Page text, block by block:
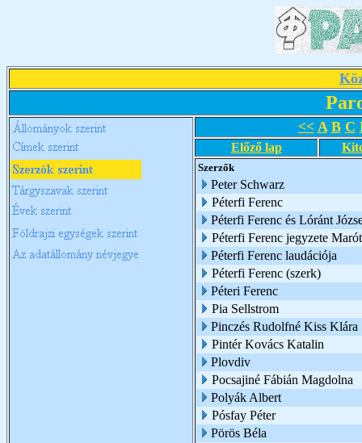
<< A B C
Előző lap
Szerzők
Peter Schwarz
Péterfi Ferenc
Péterfi Ferenc és Lóránt
Péterfi Ferenc jegyzete
Péterfi Ferenc laudációja
Péterfi Ferenc (szerk)
Péteri Ferenc
Pia Sellstrom
Pinczés Rudolfné Kiss Klára
Pintér Kovács Katalin
Plovdiv
Pocsajiné Fábián Magdolna
Polyák Albert
Pósfay Péter
Pörös Béla